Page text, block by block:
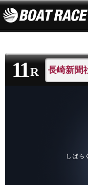
11 R 長崎新聞